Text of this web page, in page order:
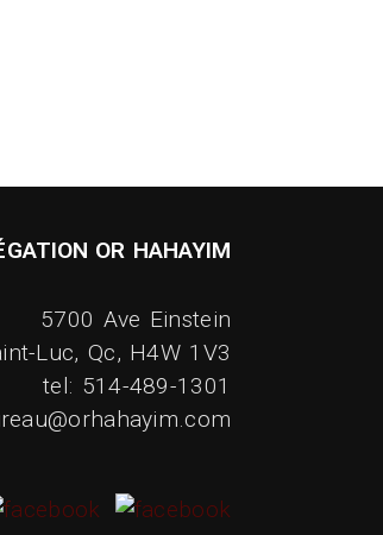
OR HAHAYIM
5700 Ave Einstein
Luc, Qc, H4W 1V3
tel: 514-489-1301